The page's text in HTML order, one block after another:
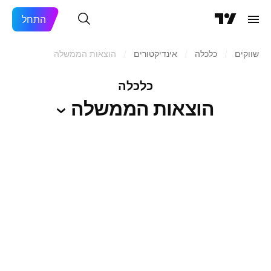
התחל
שווקים כלכלה אינדיקטורים הוצאות הממשלה
כלכלה
הוצאות הממשלה